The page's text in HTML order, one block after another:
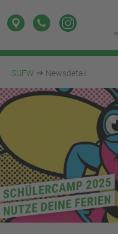
SUFW Newsdetail